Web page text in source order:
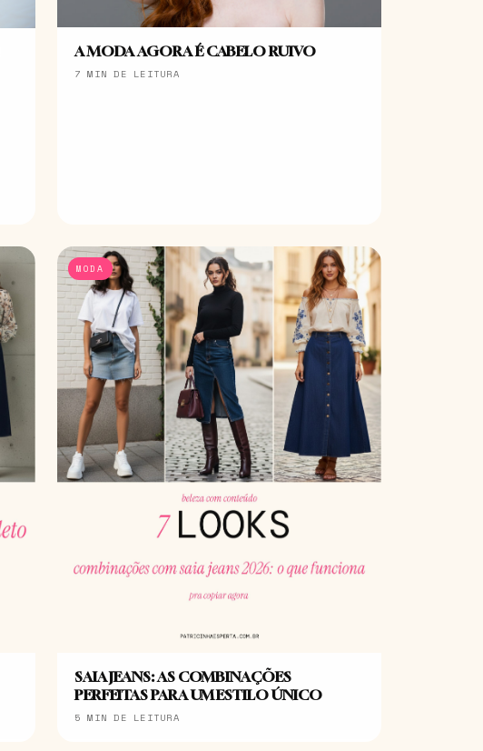
A MODA AGORA É CABELO RUIVO
7 MIN DE LEITURA
MODA
SAIA JEANS: AS COMBINAÇÕES
PERFEITAS PARA UM ESTILO ÚNICO
5 MIN DE LEITURA